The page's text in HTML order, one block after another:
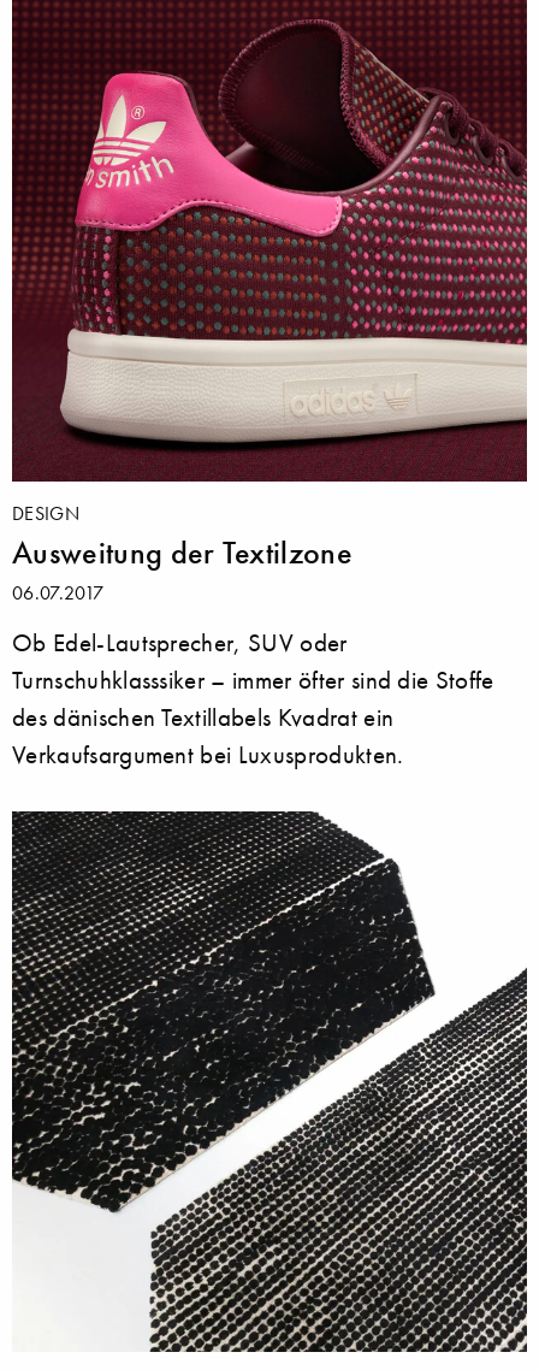
DESIGN
Ausweitung der Textilzone
06.07.2017
Ob Edel-Lautsprecher, SUV oder
Turnschuhklasssiker – immer öfter sind die Stoffe
des dänischen Textillabels Kvadrat ein
Verkaufsargument bei Luxusprodukten.